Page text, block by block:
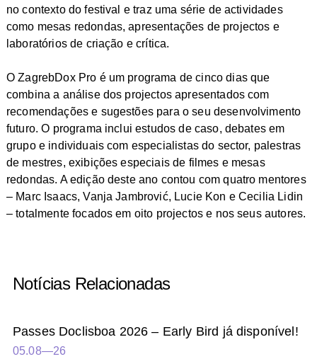
no contexto do festival e traz uma série de actividades
como mesas redondas, apresentações de projectos e
laboratórios de criação e crítica.
OZagrebDox Pro é um programa de cinco dias que
combina a análise dos projectos apresentados com
recomendações e sugestões para o seu desenvolvimento
futuro. O programa inclui estudos de caso, debates em
grupo e individuais com especialistas do sector, palestras
de mestres, exibições especiais de filmes e mesas
redondas. A edição deste ano contou com quatro mentores
– Marc Isaacs, Vanja Jambrović, Lucie Kon e Cecilia Lidin
– totalmente focados em oito projectos e nos seus autores.
Notícias Relacionadas
Passes Doclisboa 2026 – Early Bird já disponível!
05.08—26